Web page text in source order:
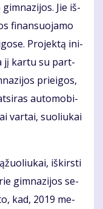
Jie iš­
fi­nan­suo­ja­mo
Pro­jek­tą ini­
jį kar­tu su part­
pri­ei­gos,
au­to­mo­bi­
var­tai, suo­liu­kai
iš­kirs­ti
gim­na­zi­jos se­
kad, 2019 me­